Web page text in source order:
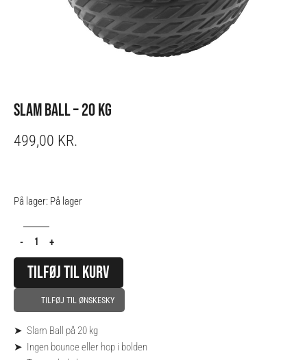
SLAM BALL – 20 KG
499,00 KR.
På lager: På lager
-
Slam
-
20
antal
+
TILFØJ TIL KURV
TILFØJ TIL ØNSKESKY
➤ Slam Ball på 20 kg
➤ Ingen bounce eller hop i bolden